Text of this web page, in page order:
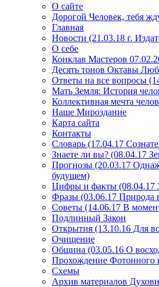
О сайте
Дорогой Человек, тебя
Главная
Новости (21.03.18 г.
О себе
Конклав Мастеров
Десять тонов Октавы
Ответы на все вопросы
Мать Земля: История
Коллективная мечта
Наше Мироздание
Карта сайта
Контакты
Словарь (17.04.17
Знаете ли вы? (08.04.17
Прогнозы (20.03.17
будущем)
Цифры и факты (08.04.17
Фразы (03.06.17 Природа
Советы (14.06.17 В
Подлинный Закон
Открытия (13.10.16 Для
Очищение
Община (03.05.16 О
Прохождение Фотонного
Схемы
Архив материалов